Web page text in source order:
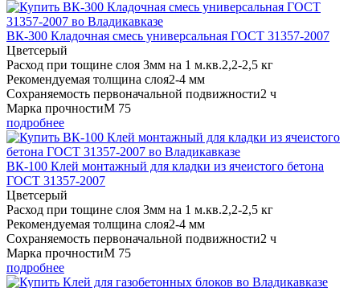
ВК-300 Кладочная смесь универсальная ГОСТ 31357-2007
Цветсерый
Расход при тощине слоя 3мм на 1 м.кв.2,2-2,5 кг
Рекомендуемая толщина слоя2-4 мм
Сохраняемость первоначальной подвижности2 ч
Марка прочностиМ 75
подробнее
ВК-100 Клей монтажный для кладки из ячеистого бетона
ГОСТ 31357-2007
Цветсерый
Расход при тощине слоя 3мм на 1 м.кв.2,2-2,5 кг
Рекомендуемая толщина слоя2-4 мм
Сохраняемость первоначальной подвижности2 ч
Марка прочностиМ 75
подробнее